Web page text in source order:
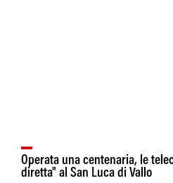
Operata una centenaria, le
diretta" al San Luca di Vallo